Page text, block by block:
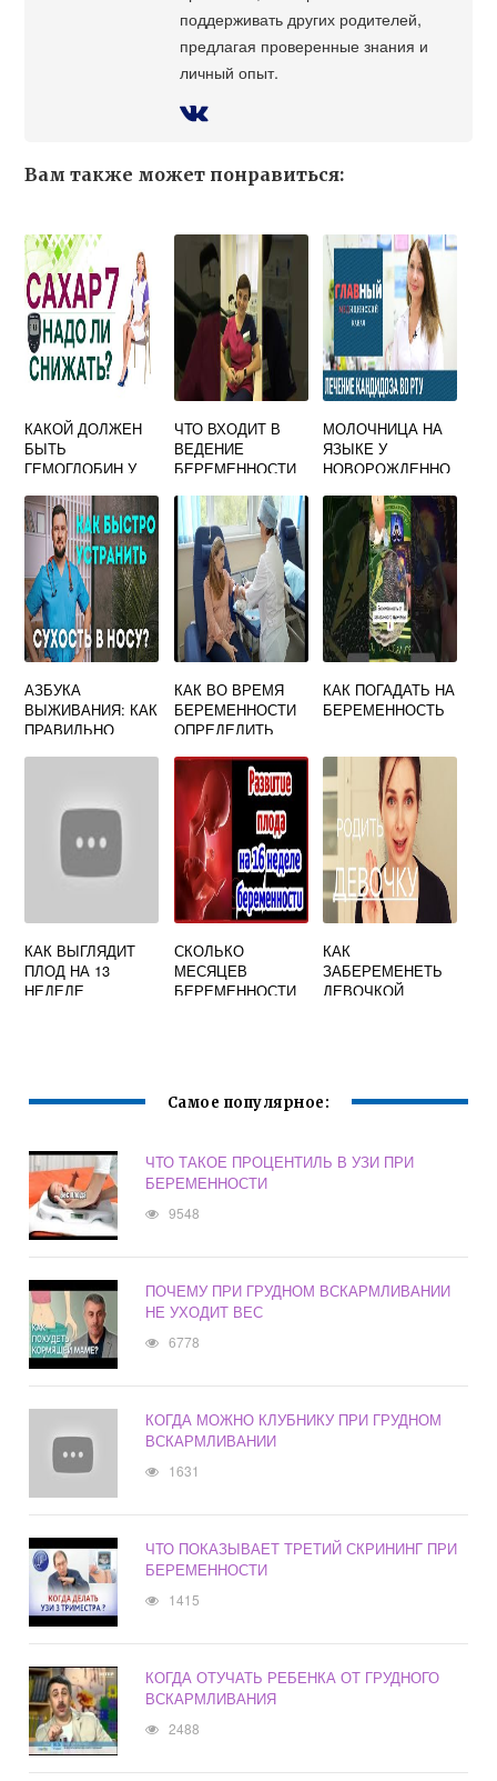
поддерживать других родителей,
предлагая проверенные знания и
личный опыт.
Вам также может понравиться:
КАКОЙ ДОЛЖЕН
БЫТЬ
ГЕМОГЛОБИН У
ТРИМЕСТРЕ
ЧТО ВХОДИТ В
ВЕДЕНИЕ
БЕРЕМЕННОСТИ
МОЛОЧНИЦА НА
ЯЗЫКЕ У
НОВОРОЖДЕННО
СИМПТОМЫ, КАК
ЛЕЧИТЬ
АЗБУКА
ВЫЖИВАНИЯ: КАК
ПРАВИЛЬНО
LIVEINTERNET
КАК ВО ВРЕМЯ
БЕРЕМЕННОСТИ
ОПРЕДЕЛИТЬ
КАК ПОГАДАТЬ НА
БЕРЕМЕННОСТЬ
КАК ВЫГЛЯДИТ
ПЛОД НА 13
НЕДЕЛЕ
СКОЛЬКО
МЕСЯЦЕВ
БЕРЕМЕННОСТИ
КАК
ЗАБЕРЕМЕНЕТЬ
ДЕВОЧКОЙ
Самое популярное:
ЧТО ТАКОЕ ПРОЦЕНТИЛЬ В УЗИ ПРИ
БЕРЕМЕННОСТИ
9548
ПОЧЕМУ ПРИ ГРУДНОМ ВСКАРМЛИВАНИИ
НЕ УХОДИТ ВЕС
6778
КОГДА МОЖНО КЛУБНИКУ ПРИ ГРУДНОМ
ВСКАРМЛИВАНИИ
1631
ЧТО ПОКАЗЫВАЕТ ТРЕТИЙ СКРИНИНГ ПРИ
БЕРЕМЕННОСТИ
1415
КОГДА ОТУЧАТЬ РЕБЕНКА ОТ ГРУДНОГО
ВСКАРМЛИВАНИЯ
2488